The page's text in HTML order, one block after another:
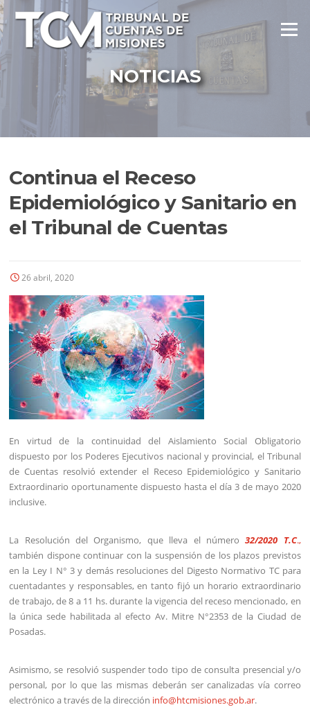
Ir
al
contenido
Menú
NOTICIAS
Continua el Receso
Epidemiológico y Sanitario en
el Tribunal de Cuentas
26 abril, 2020
En virtud de la continuidad del Aislamiento Social Obligatorio
dispuesto por los Poderes Ejecutivos nacional y provincial, el Tribunal
de Cuentas resolvió extender el Receso Epidemiológico y Sanitario
Extraordinario oportunamente dispuesto hasta el día 3 de mayo 2020
inclusive.
La Resolución del Organismo, que lleva el número32/2020 T.C.,
también dispone continuar con la suspensión de los plazos previstos
en la Ley I N° 3 y demás resoluciones del Digesto Normativo TC para
cuentadantes y responsables, en tanto fijó un horario extraordinario
de trabajo, de 8 a 11 hs. durante la vigencia del receso mencionado, en
la única sede habilitada al efecto Av. Mitre N°2353 de la Ciudad de
Posadas.
Asimismo, se resolvió suspender todo tipo de consulta presencial y/o
personal, por lo que las mismas deberán ser canalizadas vía correo
electrónico a través de la dirección info@htcmisiones.gob.ar.